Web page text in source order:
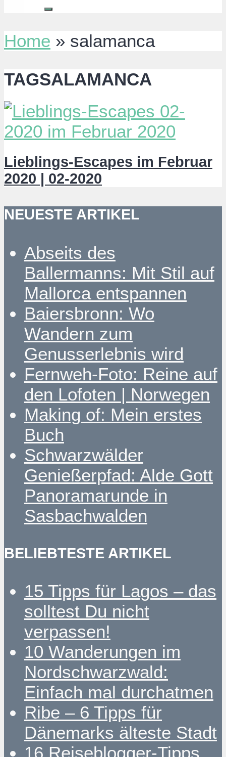
Home » salamanca
TAGSALAMANCA
Lieblings-Escapes im Februar
2020 | 02-2020
NEUESTE ARTIKEL
Abseits des
Ballermanns: Mit Stil auf
Mallorca entspannen
Baiersbronn: Wo
Wandern zum
Genusserlebnis wird
Fernweh-Foto: Reine auf
den Lofoten | Norwegen
Making of: Mein erstes
Buch
Schwarzwälder
Genießerpfad: Alde Gott
Panoramarunde in
Sasbachwalden
BELIEBTESTE ARTIKEL
15 Tipps für Lagos – das
solltest Du nicht
verpassen!
10 Wanderungen im
Nordschwarzwald:
Einfach mal durchatmen
Ribe – 6 Tipps für
Dänemarks älteste Stadt
16 Reiseblogger-Tipps